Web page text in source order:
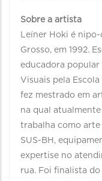
Sobre a artista
Leíner Hoki é nipo-
Grosso, em 1992.
educadora
Visuais pela
fez mestrado em
na qual
trabalha como arte
SUS-BH,
expertise no
rua. Foi finalista